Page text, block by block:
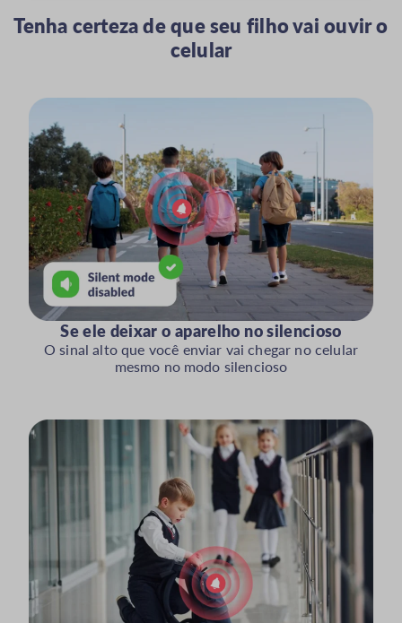
Tenha certeza de que seu filho vai ouvir o
celular
Se ele deixar o aparelho no silencioso
O sinal alto que você enviar vai chegar no celular
mesmo no modo silencioso